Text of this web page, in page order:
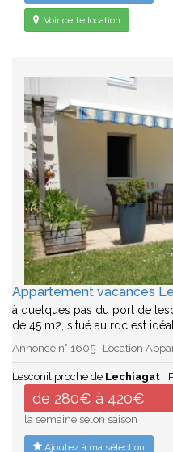
Voir cette location
Appartement vacances
à quelques pas du port de
de 45 m2, situé au rdc est
Annonce n° 1605 | Location
Lesconil proche de Lechiagat
de 280€ à 420€
la semaine selon saison
Ajoutez à ma sélection